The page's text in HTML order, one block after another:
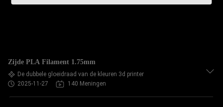
Zijde PLA Filament 1.75mm
De dubbele gloeidraad van de kleuren 3d printer
2025-11-27
140 Meningen